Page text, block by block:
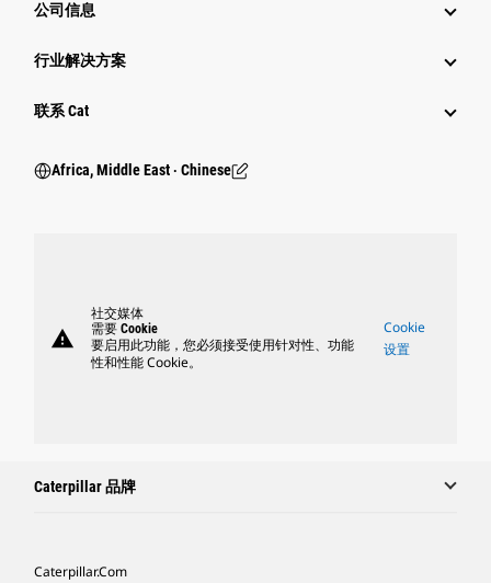
公司信息
行业解决方案
行业
联系 Cat
Africa, Middle East ‧ Chinese
warning
社交媒体
需要 Cookie
要启用此功能，您必须接受使用针对性、功能
性和性能 Cookie。
Cookie
设置
Caterpillar 品牌
Caterpillar.com